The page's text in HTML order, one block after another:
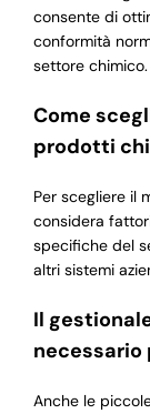
consente di
conformità
settore chimico.
Come
prodotti
Per scegliere il
considera
specifiche del
altri sistemi
Il
necessario
Anche le